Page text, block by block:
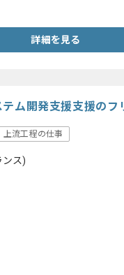
詳細を見る
テム開発支援支援の
上流工程の仕事
ス)